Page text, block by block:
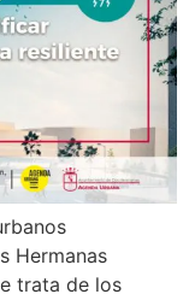
Hermanas
trata de los